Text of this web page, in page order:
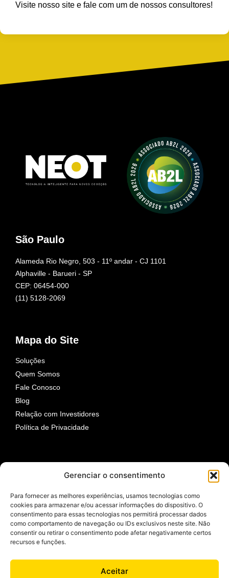
Gerenciar o consentimento
Para fornecer as melhores experiências, usamos tecnologias como
cookies para armazenar e/ou acessar informações do dispositivo. O
consentimento para essas tecnologias nos permitirá processar dados
como comportamento de navegação ou IDs exclusivos neste site. Não
consentir ou retirar o consentimento pode afetar negativamente certos
recursos e funções.
Aceitar
Visite nosso site e fale com um de nossos consultores!
São Paulo
Alameda Rio Negro, 503 - 11º andar - CJ 1101
Alphaville - Barueri - SP
CEP: 06454-000
(11) 5128-2069
Mapa do Site
Soluções
Quem Somos
Fale Conosco
Blog
Relação com Investidores
Política de Privacidade
OBTER OFERTA